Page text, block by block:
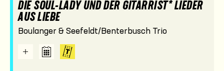
DIE SOUL-LADY UND DER GITARRIST* LIEDER
AUS LIEBE
Boulanger & Seefeldt/Benterbusch Trio